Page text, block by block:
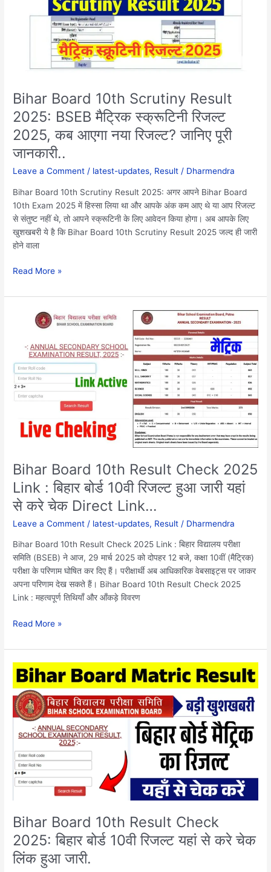
Bihar Board 10th Scrutiny Result
2025: BSEB मैट्रिक स्क्रूटिनी रिजल्ट
2025, कब आएगा नया रिजल्ट? जानिए पूरी
जानकारी..
Leave a Comment / latest-updates, Result / Dharmendra
Bihar Board 10th Scrutiny Result 2025: अगर आपने Bihar Board
10th Exam 2025 में हिस्सा लिया था और आपके अंक कम आए थे या आप रिजल्ट
से संतुष्ट नहीं थे, तो आपने स्क्रूटिनी के लिए आवेदन किया होगा। अब आपके लिए
खुशखबरी ये है कि Bihar Board 10th Scrutiny Result 2025 जल्द ही जारी
होने वाला
कब
आएगा
नया
रिजल्ट?
पूरी
जानकारी..
Read More »
Bihar Board 10th Result Check 2025
Link : बिहार बोर्ड 10वी रिजल्ट हुआ जारी यहां
से करे चेक Direct Link…
Leave a Comment / latest-updates, Result / Dharmendra
Bihar Board 10th Result Check 2025 Link : बिहार विद्यालय परीक्षा
समिति (BSEB) ने आज, 29 मार्च 2025 को दोपहर 12 बजे, कक्षा 10वीं (मैट्रिक)
परीक्षा के परिणाम घोषित कर दिए हैं। परीक्षार्थी अब आधिकारिक वेबसाइट्स पर जाकर
अपना परिणाम देख सकते हैं। Bihar Board 10th Result Check 2025
Link : महत्वपूर्ण तिथियाँ और आँकड़े विवरण
Result
Check
2025
Link
बिहार
बोर्ड
रिजल्ट
हुआ
यहां
करे
चेक
Direct
Link…
Read More »
Bihar Board 10th Result Check
2025: बिहार बोर्ड 10वी रिजल्ट यहां से करे चेक
लिंक हुआ जारी.
Bihar
Board
10th
Result
Check
2025:
बोर्ड
10वी
रिजल्ट
यहां
से
करे
चेक
लिंक